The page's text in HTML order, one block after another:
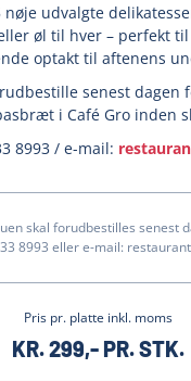
nøje udvalgte
øl til hver – perfekt
optakt til aftenens
senest dagen
i Café Gro inden
8993 / e-mail:
skal forudbestilles senest
8993 eller e-mail:
Pris pr. platte inkl. moms
KR. 299,- PR. STK.